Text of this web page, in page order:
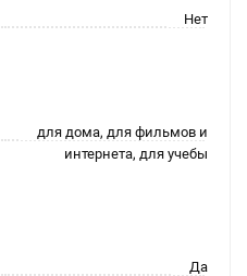
Нет
для дома, для фильмов и
интернета, для учебы
Да